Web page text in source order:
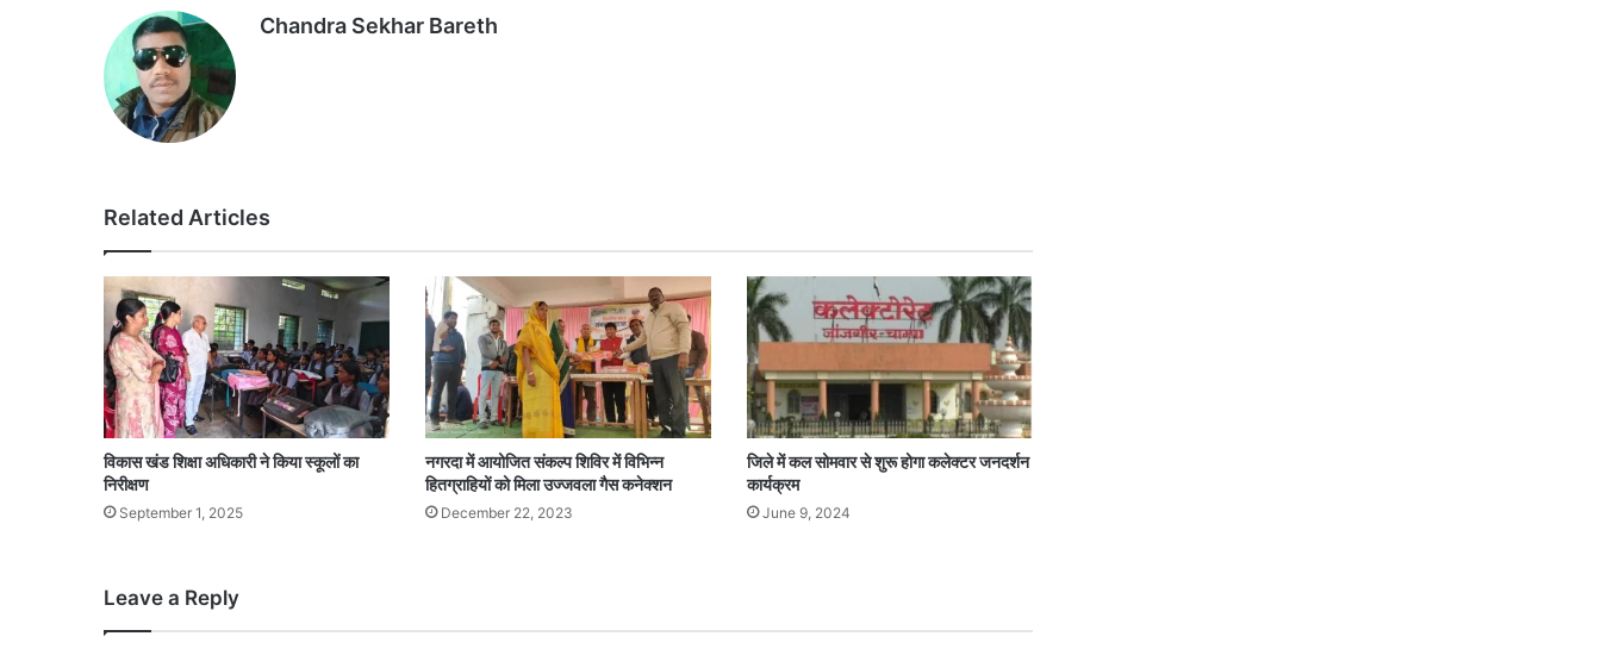
Chandra Sekhar Bareth
Related Articles
विकास खंड शिक्षा अधिकारी ने किया स्कूलों का
निरीक्षण
September 1, 2025
नगरदा में आयोजित संकल्प शिविर में विभिन्न
हितग्राहियों को मिला उज्जवला गैस कनेक्शन
December 22, 2023
जिले में कल सोमवार से शुरू होगा कलेक्टर जनदर्शन
कार्यक्रम
June 9, 2024
Leave a Reply